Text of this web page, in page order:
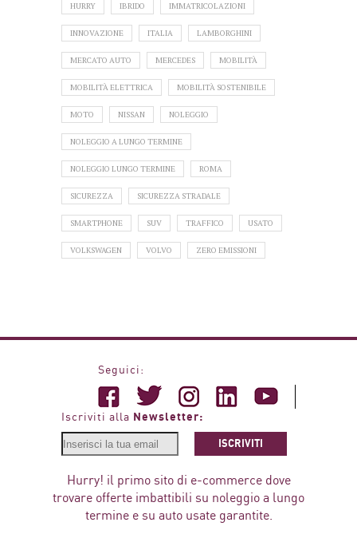
HURRY IBRIDO IMMATRICOLAZIONI
INNOVAZIONE ITALIA LAMBORGHINI
MERCATO AUTO MERCEDES MOBILITÀ
MOBILITÀ ELETTRICA MOBILITÀ SOSTENIBILE
MOTO NISSAN NOLEGGIO
NOLEGGIO A LUNGO TERMINE
NOLEGGIO LUNGO TERMINE ROMA
SICUREZZA SICUREZZA STRADALE
SMARTPHONE SUV TRAFFICO USATO
VOLKSWAGEN VOLVO ZERO EMISSIONI
Seguici:
Iscriviti alla Newsletter:
ISCRIVITI
Hurry! il primo sito di e-commerce dove
trovare offerte imbattibili su noleggio a lungo
termine e su auto usate garantite.